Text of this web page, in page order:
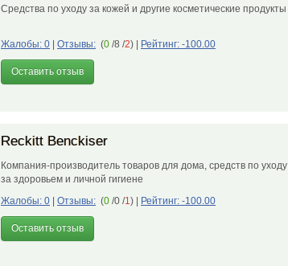
Средства по уходу за кожей и другие косметические продукты
Жалобы: 0 Отзывы: (0 /8 /2) Рейтинг: -100.00
Оставить отзыв
Reckitt Benckiser
Компания-производитель товаров для дома, средств по уходу
за здоровьем и личной гигиене
Жалобы: 0
Отзывы: (0 /0 /1) Рейтинг: -100.00
Оставить отзыв